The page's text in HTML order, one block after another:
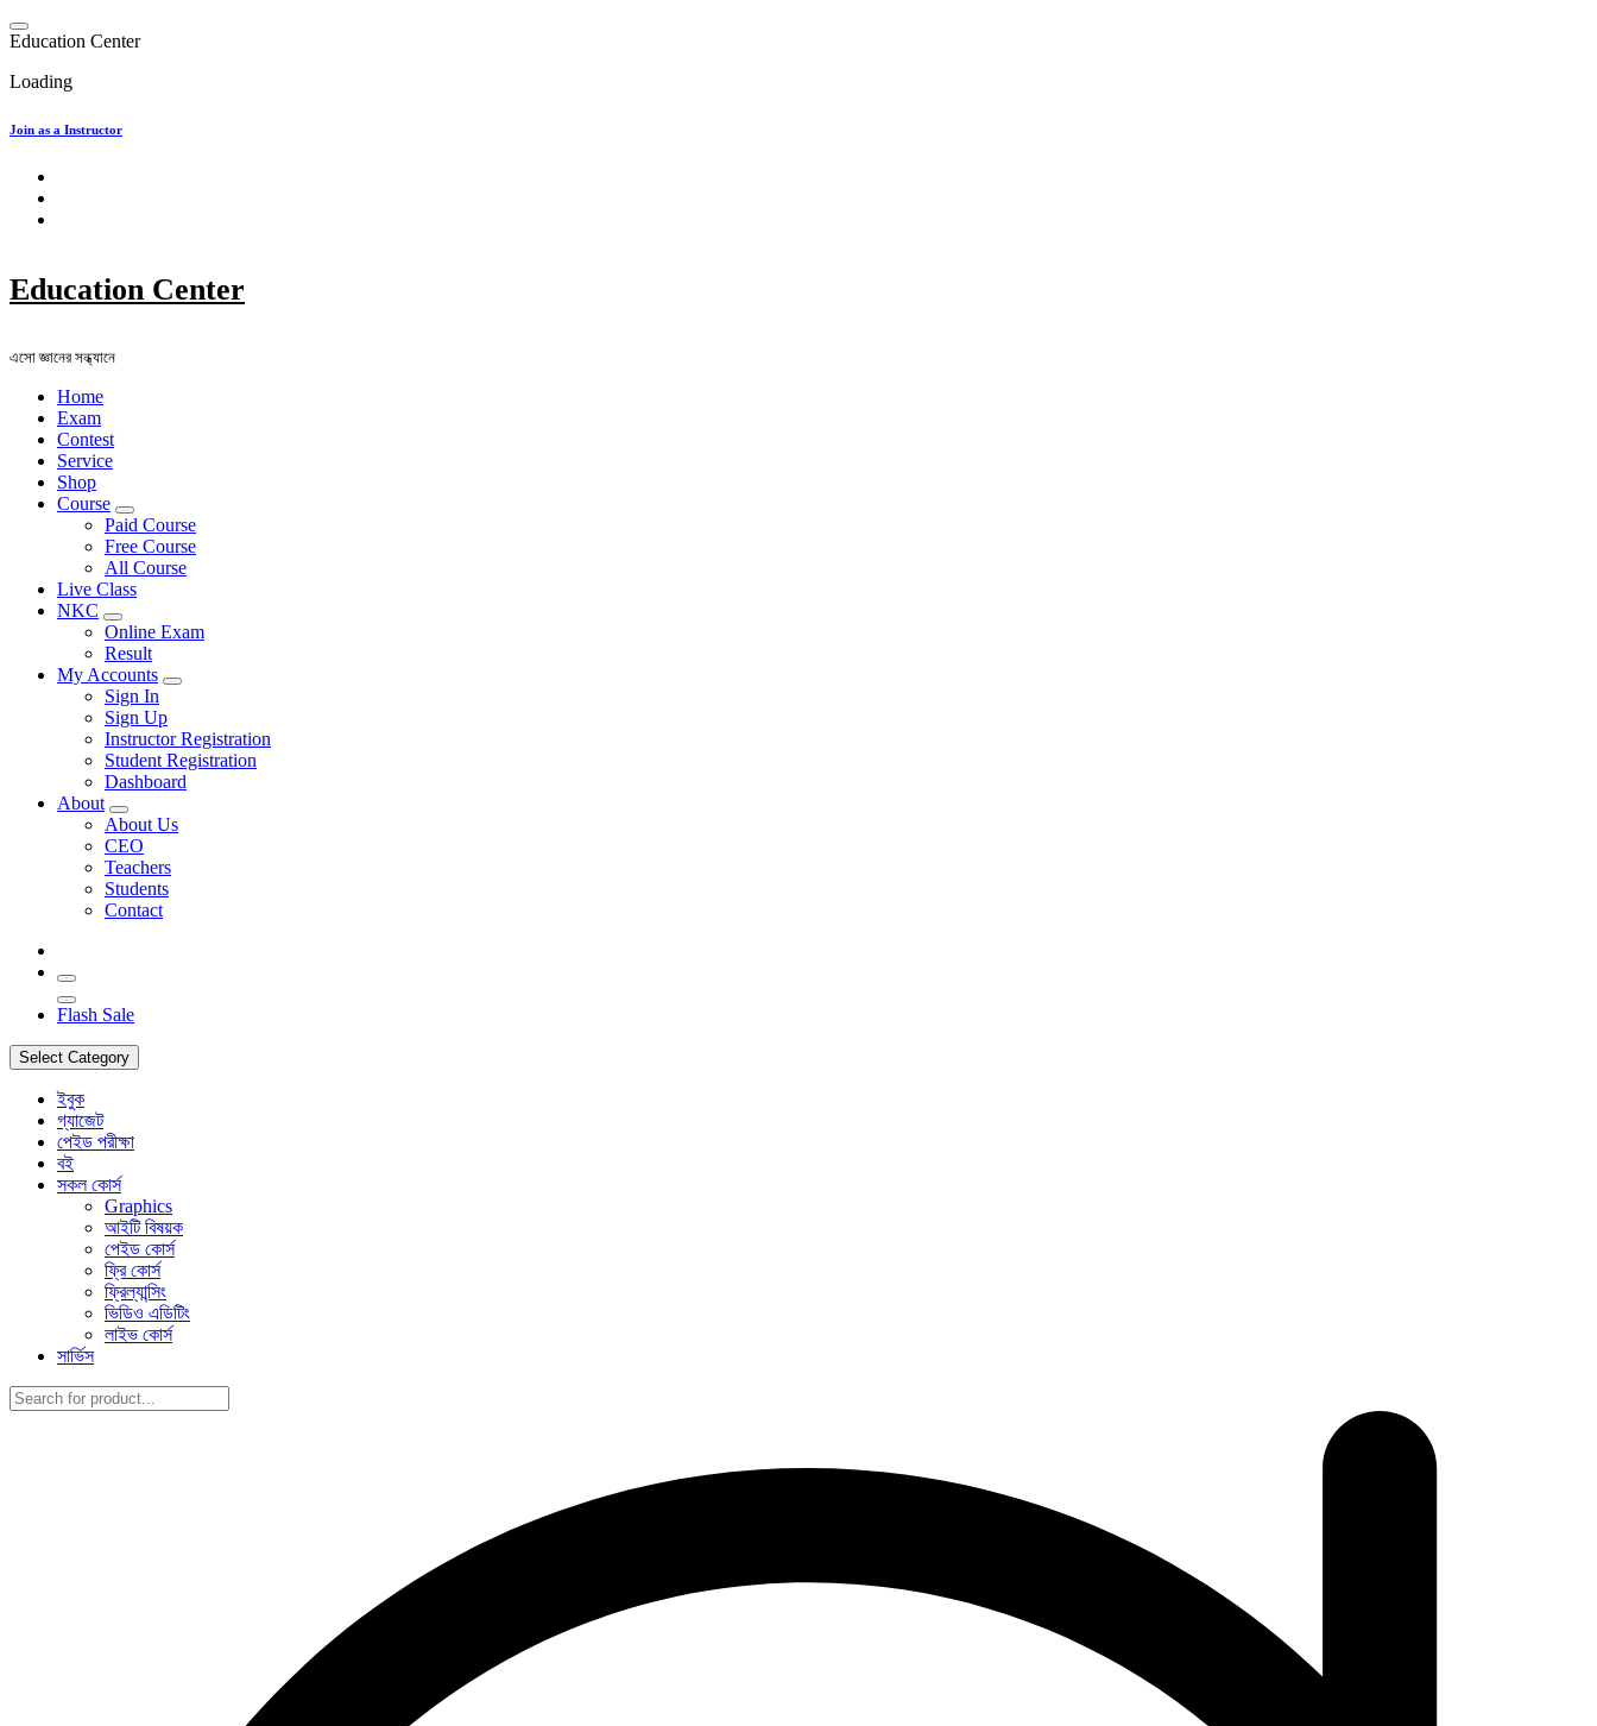
Skip
to
Education Center
Loading
Join as a Instructor
Education Center
এসো জ্ঞানের সন্ধ্যানে
Home
Exam
Contest
Service
Shop
Course
Paid Course
Free Course
All Course
Live Class
NKC
Online Exam
Result
My Accounts
Sign In
Sign Up
Instructor Registration
Student Registration
Dashboard
About
About Us
CEO
Teachers
Students
Contact
Flash Sale
Select Category
ইবুক
গ্যাজেট
পেইড পরীক্ষা
বই
সকল কোর্স
Graphics
আইটি বিষয়ক
পেইড কোর্স
ফ্রি কোর্স
ফ্রিল্যান্সিং
ভিডিও এডিটিং
লাইভ কোর্স
সার্ভিস